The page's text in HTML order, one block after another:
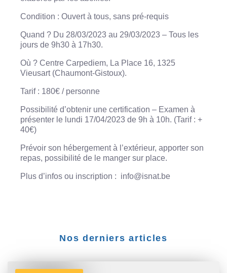
Condition : Ouvert à tous, sans pré-requis
Quand ? Du 28/03/2023 au 29/03/2023 – Tous les
jours de 9h30 à 17h30.
Où ? Centre Carpediem, La Place 16, 1325
Vieusart(Chaumont-Gistoux).
Tarif : 180€ / personne
Possibilité d’obtenir une certification – Examen à
présenter le lundi 17/04/2023 de 9h à 10h. (Tarif : +
40€)
Prévoir son hébergement à l’extérieur, apporter son
repas, possibilité de le manger sur place.
Plus d’infos ou inscription : info@isnat.be
Nos derniers articles